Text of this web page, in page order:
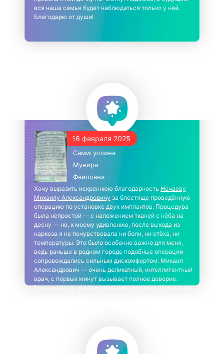
вся наша семья будет наблюдаться только у неё.
Благодарю от души!
16 февраля 2025
Самигуллина
Мунира
Фаиловна
Хочу выразить искреннюю благодарность Нечаеву
Михаилу Александровичу за блестяще проведённую
операцию по установке двух имплантов. Процедура
была непростой — с наложением тканей с нёба на
десну — но, к моему удивлению, после выхода из
наркоза я не почувствовала ни боли, ни отёка, ни
температуры. Это было особенно важно для меня,
ведь раньше в родном городе подобные операции
сопровождались сильным дискомфортом. Михаил
Александрович — очень деликатный, интеллигентный
врач, с первых минут вызывает полное доверие.
Благодарю за профессионализм и чуткое отношение!